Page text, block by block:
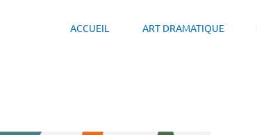
ACCUEIL ART DRAMATIQUE